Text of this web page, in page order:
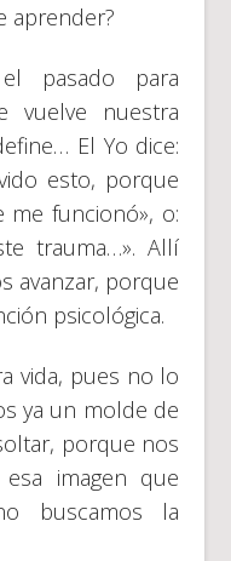
aprender?
pasado para
vuelve nuestra
El Yo dice:
esto, porque
funcionó», o:
trauma…». Allí
avanzar, porque
psicológica.
vida, pues no lo
ya un molde de
porque nos
imagen que
buscamos la